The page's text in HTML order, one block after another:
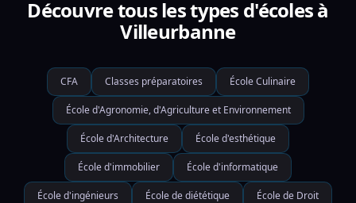
Découvre tous les types d'écoles à
Villeurbanne
CFA Classes préparatoires École Culinaire
École d'Agronomie, d'Agriculture et Environnement
École d'Architecture École d'esthétique
École d'immobilier École d'informatique
École d'ingénieurs École de diététique École de Droit